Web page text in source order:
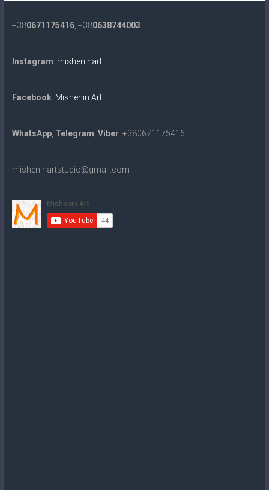
+380671175416, +380638744003
Instagram: misheninart
Facebook: Mishenin Art
WhatsApp, Telegram Viber: +380671175416
misheninartstudio@gmail.com